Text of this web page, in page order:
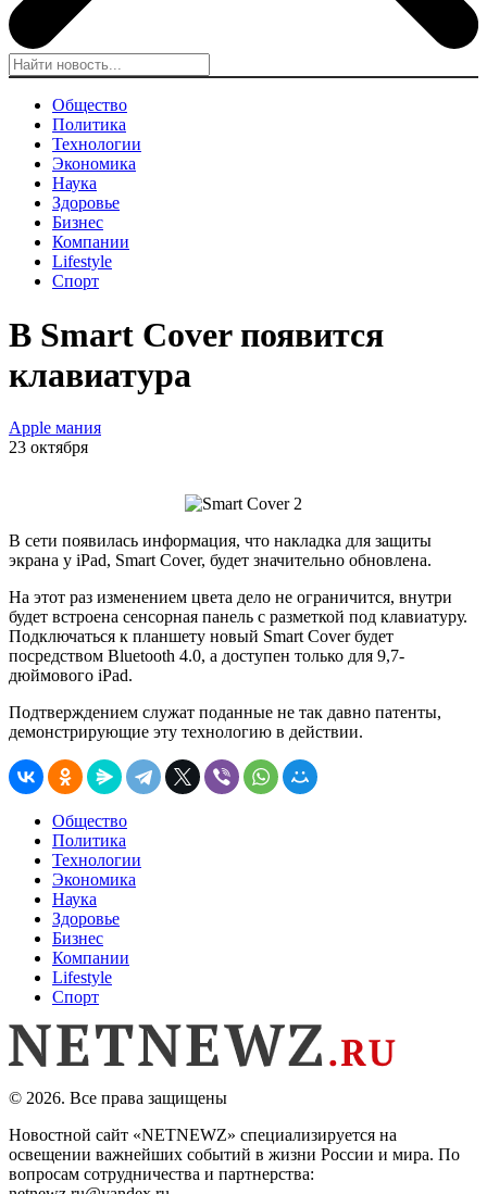
Общество
Политика
Технологии
Экономика
Наука
Здоровье
Бизнес
Компании
Lifestyle
Спорт
В Smart Cover появится
клавиатура
Apple мания
23 октября
В сети появилась информация, что накладка для защиты
экрана у iPad, Smart Cover, будет значительно обновлена.
На этот раз изменением цвета дело не ограничится, внутри
будет встроена сенсорная панель с разметкой под клавиатуру.
Подключаться к планшету новый Smart Cover будет
посредством Bluetooth 4.0, а доступен только для 9,7-
дюймового iPad.
Подтверждением служат поданные не так давно патенты,
демонстрирующие эту технологию в действии.
Общество
Политика
Технологии
Экономика
Наука
Здоровье
Бизнес
Компании
Lifestyle
Спорт
© 2026. Все права защищены
Новостной сайт «NETNEWZ» специализируется на
освещении важнейших событий в жизни России и мира. По
вопросам сотрудничества и партнерства: